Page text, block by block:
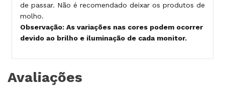
de passar. Não é recomendado deixar os produtos de
molho.
Observação: As variações nas cores podem ocorrer
devido ao brilho e iluminação de cada monitor.
Avaliações